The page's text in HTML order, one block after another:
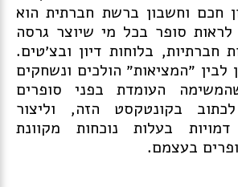
חכם וחשבון ברשת חברתית הוא
סופר בכל מי שיוצר גרסה
בלוחות דיון ובצ׳טים.
לבין ״המציאות״ הולכים ונשחקים
העומדת בפני סופרים
בקונטקסט הזה, וליצור
בעלות נוכחות מקוונת
בעצמם.